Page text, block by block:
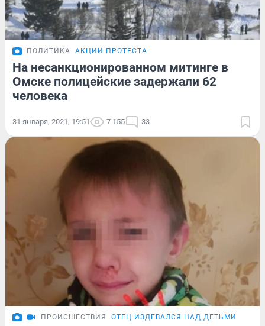
ПОЛИТИКА АКЦИИ ПРОТЕСТА
На несанкционированном митинге в
Омске полицейские задержали 62
человека
31 января, 2021, 19:51 7 155 33
ПРОИСШЕСТВИЯ ОТЕЦ ИЗДЕВАЛСЯ НАД ДЕТЬМИ